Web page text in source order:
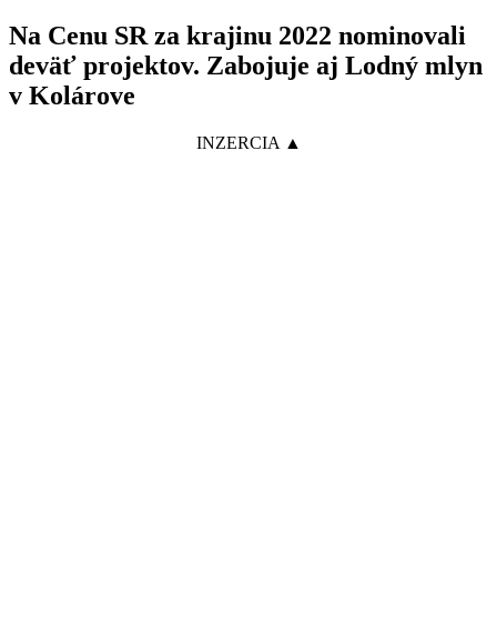
Na Cenu SR za krajinu 2022 nominovali
deväť projektov. Zabojuje aj Lodný mlyn
v Kolárove
INZERCIA ▲